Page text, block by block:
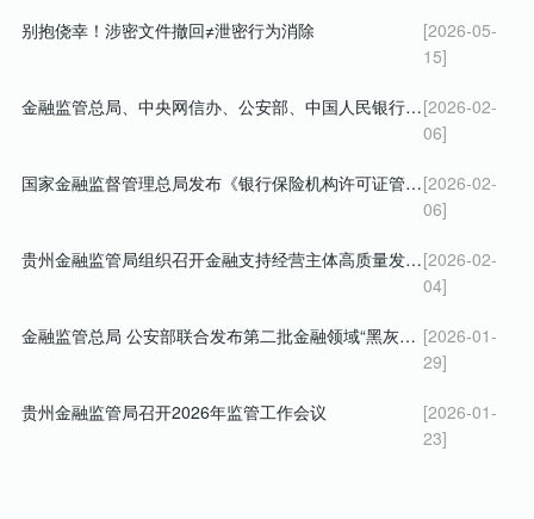
别抱侥幸！涉密文件撤回≠泄密行为消除
[2026-05-
15]
金融监管总局、中央网信办、公安部、中国人民银行、中国证监会 关于警惕不法“代理维权”短视频及直播陷阱的风险提示[2026-02-
06]
国家金融监督管理总局发布《银行保险机构许可证管理办法》[2026-02-
06]
贵州金融监管局组织召开金融支持经营主体高质量发展暨 深化小微企业融资协调工作机制会议[2026-02-
04]
金融监管总局 公安部联合发布第二批金融领域“黑灰产”违法犯罪典型案例 [2026-01-
29]
贵州金融监管局召开2026年监管工作会议
[2026-01-
23]